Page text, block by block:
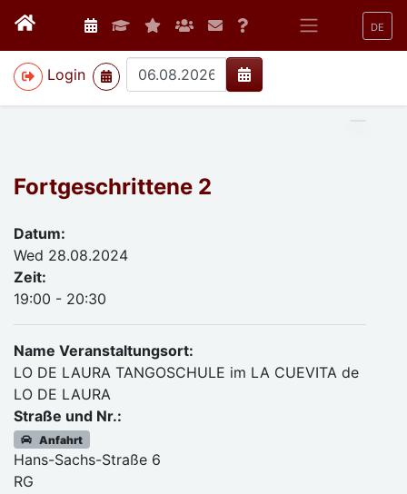
DE
Login
>
Fortgeschrittene 2
Datum:
Wed 28.08.2024
Zeit:
19:00 - 20:30
Name Veranstaltungsort:
LO DE LAURA TANGOSCHULE im LA CUEVITA de
LO DE LAURA
Straße und Nr.:
Anfahrt
Hans-Sachs-Straße 6
RG